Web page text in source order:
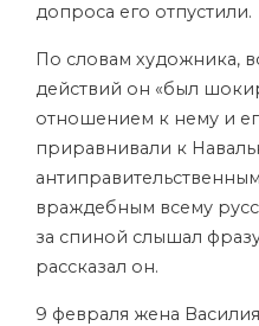
допроса его отпустили.
По словам художника,
действий он «был
отношением к нему и
приравнивали к
враждебным всему
за спиной слышал
рассказал он.
9 февраля жена